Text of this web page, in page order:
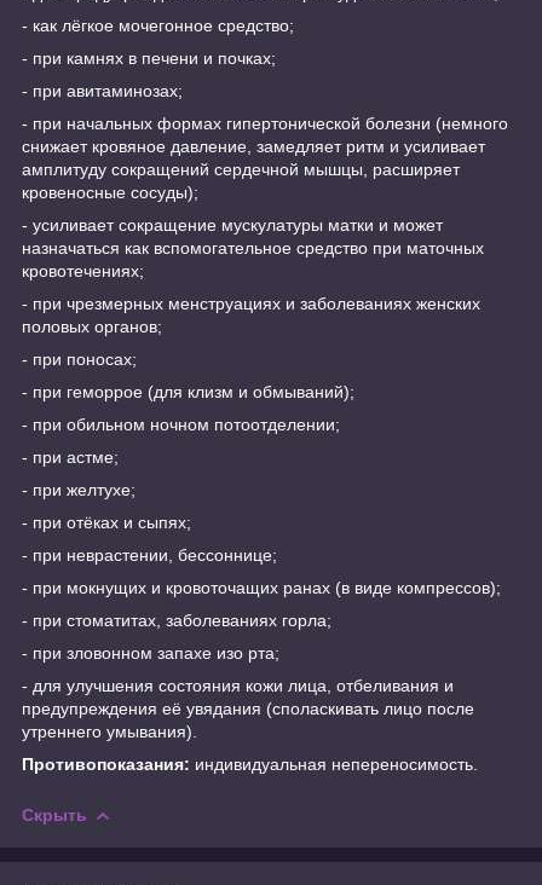
- как лёгкое мочегонное средство;
- при камнях в печени и почках;
- при авитаминозах;
- при начальных формах гипертонической болезни (немного
снижает кровяное давление, замедляет ритм и усиливает
амплитуду сокращений сердечной мышцы, расширяет
кровеносные сосуды);
- усиливает сокращение мускулатуры матки и может
назначаться как вспомогательное средство при маточных
кровотечениях;
- при чрезмерных менструациях и заболеваниях женских
половых органов;
- при поносах;
- при геморрое (для клизм и обмываний);
- при обильном ночном потоотделении;
- при астме;
- при желтухе;
- при отёках и сыпях;
- при неврастении, бессоннице;
- при мокнущих и кровоточащих ранах (в виде компрессов);
- при стоматитах, заболеваниях горла;
- при зловонном запахе изо рта;
- для улучшения состояния кожи лица, отбеливания и
предупреждения её увядания (споласкивать лицо после
утреннего умывания).
Противопоказания: индивидуальная непереносимость.
Скрыть